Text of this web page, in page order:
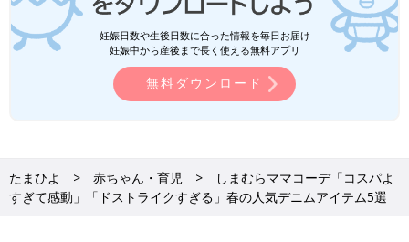
妊娠日数や生後日数に合った情報を毎日お届け
妊娠中から産後まで長く使える無料アプリ
無料ダウンロード
たまひよ 赤ちゃん・育児
しまむらママコーデ「コスパよ
すぎて感動」「ドストライクすぎる」春の人気デニムアイテム5選